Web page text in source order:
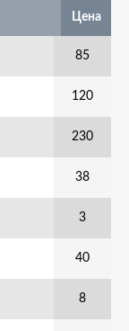
Цена
85
120
230
38
3
40
8